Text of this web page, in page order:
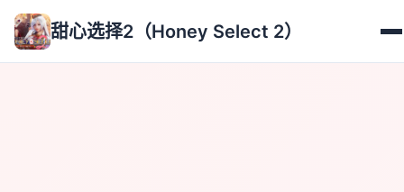
甜心选择2（Honey Select 2）